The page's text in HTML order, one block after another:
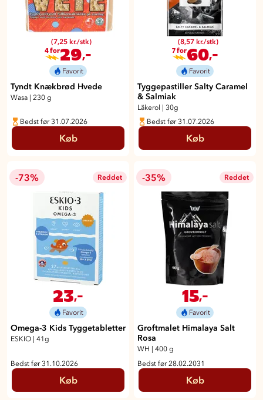
(7,25 kr./stk)
4 for29 ,-
Favorit
Tyndt Knækbrød Hvede
Wasa | 230 g
Bedst før 31.07.2026
Køb
(8,57 kr./stk)
7 for60,-
Favorit
Tyggepastiller Salty Caramel
& Salmiak
Läkerol | 30g
Bedst før 31.07.2026
Køb
-73% Reddet
23,-
Favorit
Omega-3 Kids Tyggetabletter
ESKIO 41g
Bedst før 31.10.2026
Køb
-35% Reddet
15,-
Favorit
Groftmalet Himalaya Salt
Rosa
WH
400 g
Bedst før 28.02.2031
Køb